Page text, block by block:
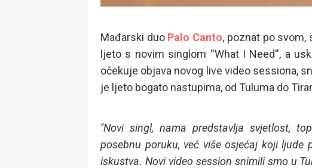
Mađarski duo Palo Canto, poznat po svom,
ljeto s novim singlom ''What I Need'', a
očekuje objava novog live video sessiona,
je ljeto bogato nastupima, od Tuluma do
''Novi singl, nama predstavlja svjetlost,
posebnu poruku, već više osjećaj koji ljude
iskustva. Novi video session snimili smo u